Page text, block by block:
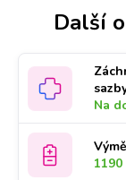
Další
Na
1190